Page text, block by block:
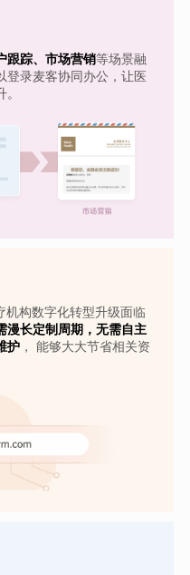
跟踪、市场营销等场景融
登录麦客协同办公，让医
构数字化转型升级面临
漫长定制周期，无需自主
护， 能够大大节省相关资